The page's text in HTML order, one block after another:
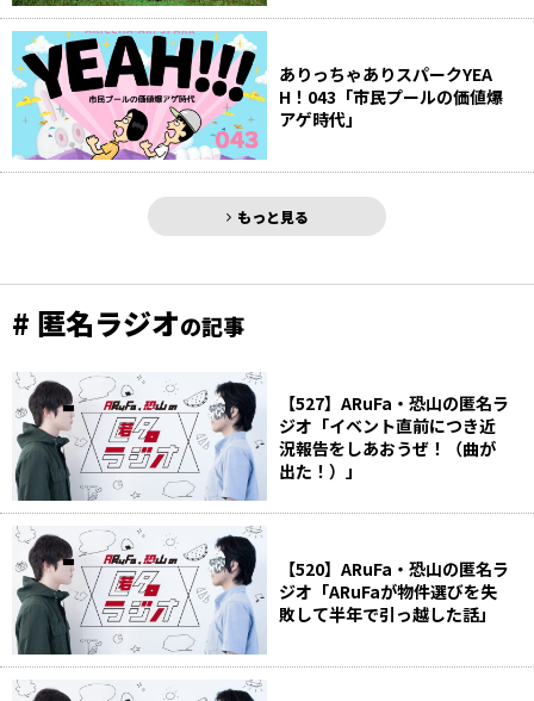
ありっちゃありスパークYEA
H！043「市民プールの価値爆
アゲ時代」
もっと見る
# 匿名ラジオの記事
【527】ARuFa・恐山の匿名ラ
ジオ「イベント直前につき近
況報告をしあおうぜ！（曲が
出た！）」
【520】ARuFa・恐山の匿名ラ
ジオ「ARuFaが物件選びを失
敗して半年で引っ越した話」